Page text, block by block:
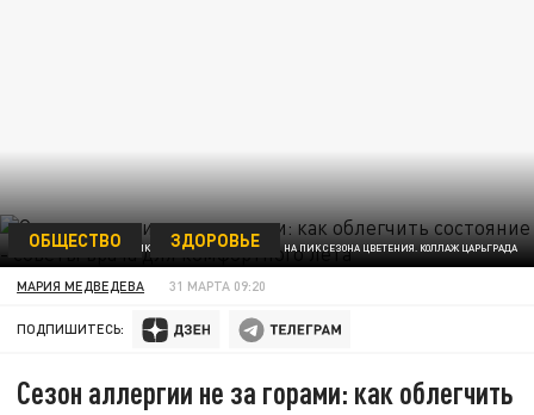
АЛЛЕРГИКАМ ДАЛИ ВАЖНЫЕ СОВЕТЫ НА ПИК СЕЗОНА ЦВЕТЕНИЯ. КОЛЛАЖ ЦАРЬГРАДА
ОБЩЕСТВО ЗДОРОВЬЕ
МАРИЯ МЕДВЕДЕВА 31 МАРТА 09:20
ПОДПИШИТЕСЬ:
Сезон аллергии не за горами: как облегчить